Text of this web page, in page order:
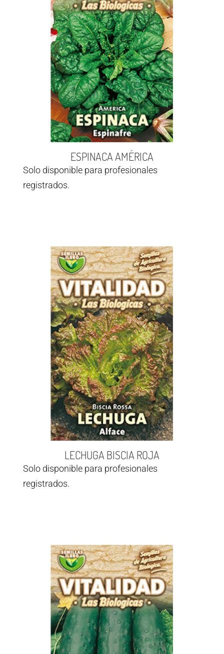
ESPINACA AMÉRICA
Solo disponible para profesionales
registrados.
LECHUGA BISCIA ROJA
Solo disponible para profesionales
registrados.